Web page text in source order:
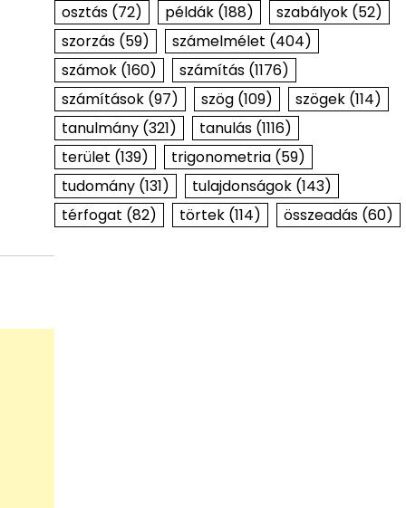
osztás(72) példák(188) szabályok(52)
szorzás(59) számelmélet (404)
számok(160) számítás(1176)
számítások(97) szög(109) szögek(114)
tanulmány(321) tanulás(1116)
terület (139) trigonometria(59)
tudomány(131) tulajdonságok(143)
térfogat (82) törtek(114) összeadás(60)